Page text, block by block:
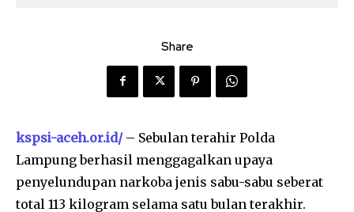
Share
kspsi-aceh.or.id/– Sebulan terahir Polda
Lampung berhasil menggagalkan upaya
penyelundupan narkoba jenis sabu-sabu seberat
total 113 kilogram selama satu bulan terakhir.